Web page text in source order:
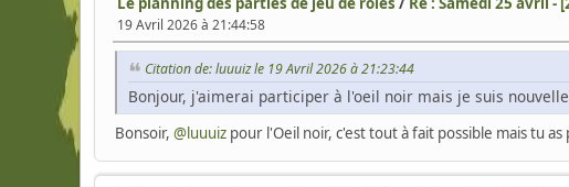
19 Avril 2026 à 21:44:58
Citation de: luuuiz le 19 Avril 2026 à 21:23:44
Bonjour, j'aimerai participer à l'oeil noir mais je suis
Bonsoir, @luuuiz pour l'Oeil noir, c'est tout à fait possible mais tu